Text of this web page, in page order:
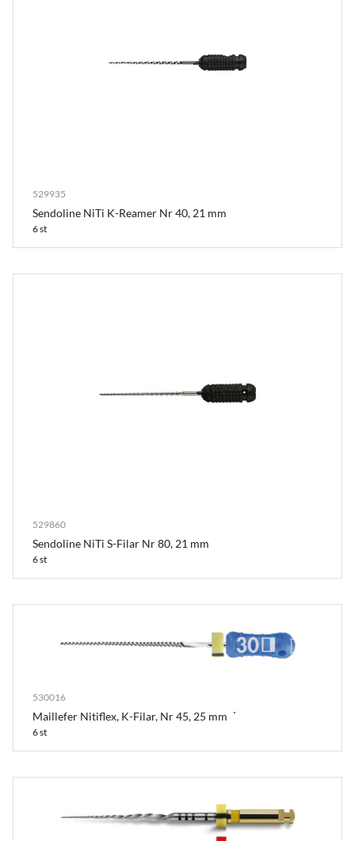
529935
Sendoline NiTi K-Reamer Nr 40, 21 mm
6 st
529860
Sendoline NiTi S-Filar Nr 80, 21 mm
6 st
530016
Maillefer Nitiflex, K-Filar, Nr 45, 25 mm
6 st